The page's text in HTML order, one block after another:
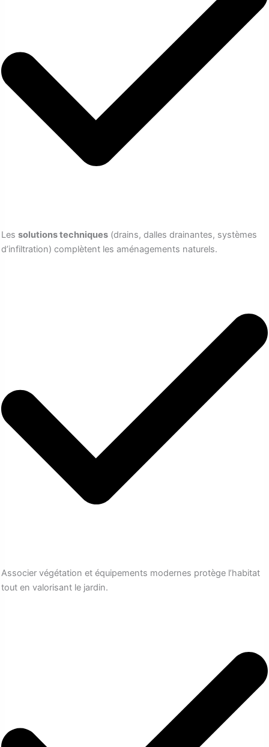
Lessolutions techniques (drains, dalles drainantes, systèmes
d’infiltration) complètent les aménagements naturels.
Associer végétation et équipements modernes protège l’habitat
tout en valorisant le jardin.